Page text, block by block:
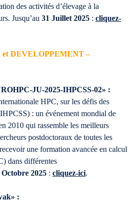
des activités d’élevage à la
Jusqu’au 31 Juillet 2025 : cliquez-
DEVELOPPEMENT –
JU-2025-IHPCSS-02» :
HPC, sur les défis des
: un événement mondial de
2010 qui rassemble les meilleurs
postdoctoraux de toutes les
une formation avancée en calcul
dans différentes
Octobre 2025 : cliquez-ici.
: